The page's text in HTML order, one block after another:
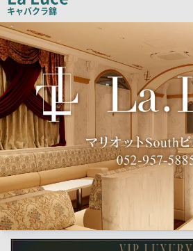
キャバクラ錦
検
索
結
果
一
覧
用
画
像